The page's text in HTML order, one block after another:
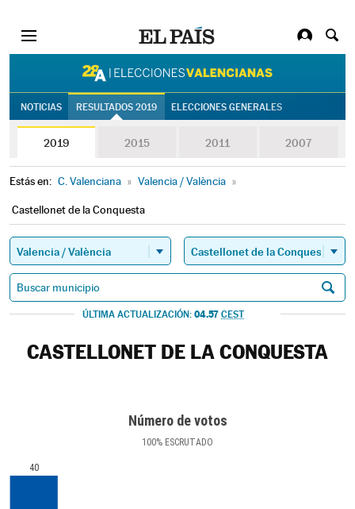
NOTICIAS RESULTADOS 2019 ELECCIONES GENERALES
2019 2015 2011 2007
Estás en: C. Valenciana » Valencia / València »
Castellonet de la Conquesta
ÚLTIMA ACTUALIZACIÓN: 04.57 CEST
CASTELLONET DE LA CONQUESTA
Número de votos
100% ESCRUTADO
40